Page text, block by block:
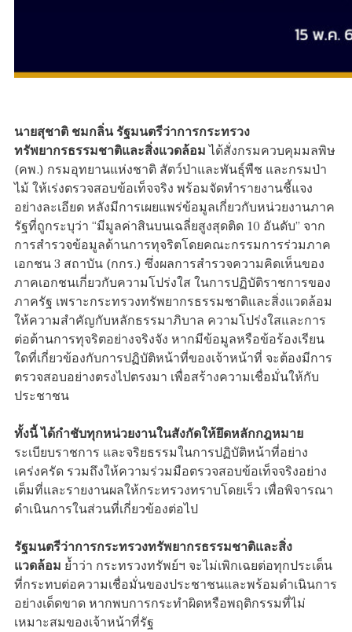
นายสุชาติ ชมกลิ่น รัฐมนตรีว่าการกระทรวง
ทรัพยากรธรรมชาติและสิ่งแวดล้อม ได้สั่งกรมควบคุมมลพิษ
(คพ.) กรมอุทยานแห่งชาติ สัตว์ป่าและพันธุ์พืช และกรมป่า
ไม้ ให้เร่งตรวจสอบข้อเท็จจริง พร้อมจัดทำรายงานชี้แจง
อย่างละเอียด หลังมีการเผยแพร่ข้อมูลเกี่ยวกับหน่วยงานภาค
รัฐที่ถูกระบุว่า “มีมูลค่าสินบนเฉลี่ยสูงสุดติด 10 อันดับ” จาก
การสำรวจข้อมูลด้านการทุจริตโดยคณะกรรมการร่วมภาค
เอกชน 3 สถาบัน (กกร.) ซึ่งผลการสำรวจความคิดเห็นของ
ภาคเอกชนเกี่ยวกับความโปร่งใส ในการปฏิบัติราชการของ
ภาครัฐ เพราะกระทรวงทรัพยากรธรรมชาติและสิ่งแวดล้อม
ให้ความสำคัญกับหลักธรรมาภิบาล ความโปร่งใสและการ
ต่อต้านการทุจริตอย่างจริงจัง หากมีข้อมูลหรือข้อร้องเรียน
ใดที่เกี่ยวข้องกับการปฏิบัติหน้าที่ของเจ้าหน้าที่ จะต้องมีการ
ตรวจสอบอย่างตรงไปตรงมา เพื่อสร้างความเชื่อมั่นให้กับ
ประชาชน
ทั้งนี้ ได้กำชับทุกหน่วยงานในสังกัดให้ยึดหลักกฎหมาย
ระเบียบราชการ และจริยธรรมในการปฏิบัติหน้าที่อย่าง
เคร่งครัด รวมถึงให้ความร่วมมือตรวจสอบข้อเท็จจริงอย่าง
เต็มที่และรายงานผลให้กระทรวงทราบโดยเร็ว เพื่อพิจารณา
ดำเนินการในส่วนที่เกี่ยวข้องต่อไป
รัฐมนตรีว่าการกระทรวงทรัพยากรธรรมชาติและสิ่ง
แวดล้อม ย้ำว่า กระทรวงทรัพย์ฯ จะไม่เพิกเฉยต่อทุกประเด็น
ที่กระทบต่อความเชื่อมั่นของประชาชนและพร้อมดำเนินการ
อย่างเด็ดขาด หากพบการกระทำผิดหรือพฤติกรรมที่ไม่
เหมาะสมของเจ้าหน้าที่รัฐ